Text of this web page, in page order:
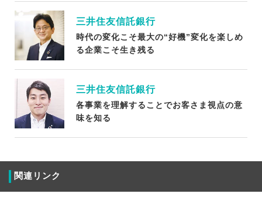
三井住友信託銀行
時代の変化こそ最大の“好機”変化を楽しめ
る企業こそ生き残る
三井住友信託銀行
各事業を理解することでお客さま視点の意
味を知る
関連リンク